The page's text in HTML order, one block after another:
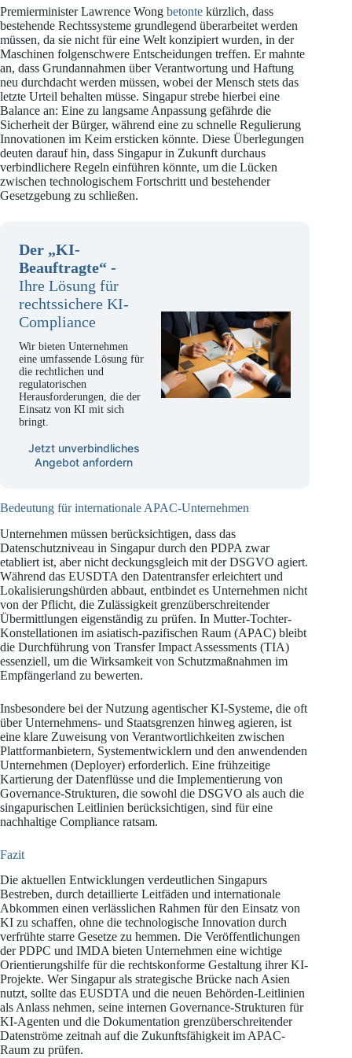
Premierminister Lawrence Wong betonte kürzlich, dass
bestehende Rechtssysteme grundlegend überarbeitet werden
müssen, da sie nicht für eine Welt konzipiert wurden, in der
Maschinen folgenschwere Entscheidungen treffen. Er mahnte
an, dass Grundannahmen über Verantwortung und Haftung
neu durchdacht werden müssen, wobei der Mensch stets das
letzte Urteil behalten müsse. Singapur strebe hierbei eine
Balance an: Eine zu langsame Anpassung gefährde die
Sicherheit der Bürger, während eine zu schnelle Regulierung
Innovationen im Keim ersticken könnte. Diese Überlegungen
deuten darauf hin, dass Singapur in Zukunft durchaus
verbindlichere Regeln einführen könnte, um die Lücken
zwischen technologischem Fortschritt und bestehender
Gesetzgebung zu schließen.
Der „KI-
Beauftragte“ -
Ihre Lösung für
rechtssichere KI-
Compliance
Wir bieten Unternehmen
eine umfassende Lösung für
die rechtlichen und
regulatorischen
Herausforderungen, die der
Einsatz von KI mit sich
bringt.
Jetzt unverbindliches
Angebot anfordern
Bedeutung für internationale APAC-Unternehmen
Unternehmen müssen berücksichtigen, dass das
Datenschutzniveau in Singapur durch den PDPA zwar
etabliert ist, aber nicht deckungsgleich mit der DSGVO agiert.
Während das EUSDTA den Datentransfer erleichtert und
Lokalisierungshürden abbaut, entbindet es Unternehmen nicht
von der Pflicht, die Zulässigkeit grenzüberschreitender
Übermittlungen eigenständig zu prüfen. In Mutter-Tochter-
Konstellationen im asiatisch-pazifischen Raum (APAC) bleibt
die Durchführung von Transfer Impact Assessments (TIA)
essenziell, um die Wirksamkeit von Schutzmaßnahmen im
Empfängerland zu bewerten.
Insbesondere bei der Nutzung agentischer KI-Systeme, die oft
über Unternehmens- und Staatsgrenzen hinweg agieren, ist
eine klare Zuweisung von Verantwortlichkeiten zwischen
Plattformanbietern, Systementwicklern und den anwendenden
Unternehmen (Deployer) erforderlich. Eine frühzeitige
Kartierung der Datenflüsse und die Implementierung von
Governance-Strukturen, die sowohl die DSGVO als auch die
singapurischen Leitlinien berücksichtigen, sind für eine
nachhaltige Compliance ratsam.
Fazit
Die aktuellen Entwicklungen verdeutlichen Singapurs
Bestreben, durch detaillierte Leitfäden und internationale
Abkommen einen verlässlichen Rahmen für den Einsatz von
KI zu schaffen, ohne die technologische Innovation durch
verfrühte starre Gesetze zu hemmen. Die Veröffentlichungen
der PDPC und IMDA bieten Unternehmen eine wichtige
Orientierungshilfe für die rechtskonforme Gestaltung ihrer KI-
Projekte. Wer Singapur als strategische Brücke nach Asien
nutzt, sollte das EUSDTA und die neuen Behörden-Leitlinien
als Anlass nehmen, seine internen Governance-Strukturen für
KI-Agenten und die Dokumentation grenzüberschreitender
Datenströme zeitnah auf die Zukunftsfähigkeit im APAC-
Raum zu prüfen.